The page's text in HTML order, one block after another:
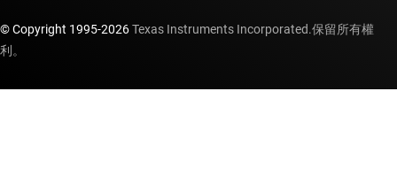
© Copyright 1995-2026Texas Instruments Incorporated.保留所有權
利。